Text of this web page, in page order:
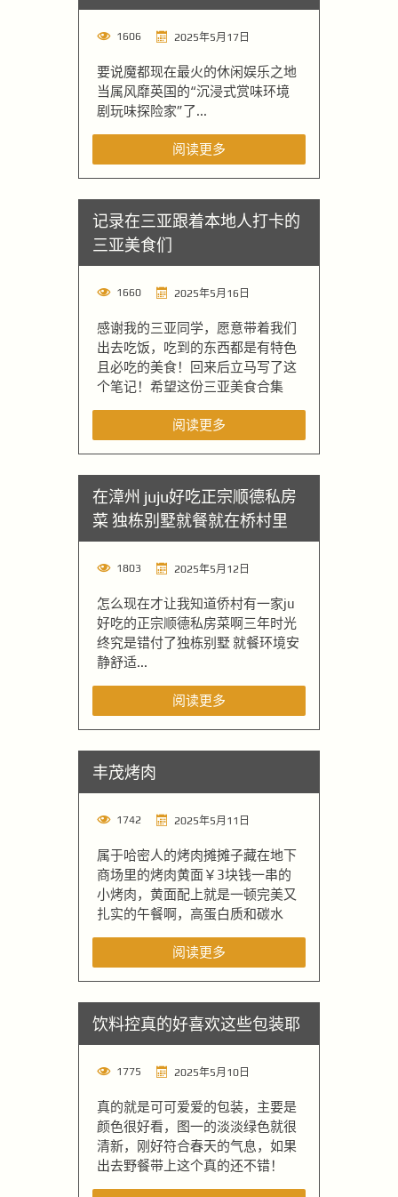
1606 2025年5月17日
要说魔都现在最火的休闲娱乐之地
当属风靡英国的“沉浸式赏味环境
剧玩味探险家”了...
阅读更多
记录在三亚跟着本地人打卡的
三亚美食们
1660 2025年5月16日
感谢我的三亚同学，愿意带着我们
出去吃饭，吃到的东西都是有特色
且必吃的美食！回来后立马写了这
个笔记！希望这份三亚美食合集
阅读更多
在漳州 juju好吃正宗顺德私房
菜 独栋别墅就餐就在桥村里
1803 2025年5月12日
怎么现在才让我知道侨村有一家ju
好吃的正宗顺德私房菜啊三年时光
终究是错付了独栋别墅 就餐环境安
静舒适...
阅读更多
丰茂烤肉
1742 2025年5月11日
属于哈密人的烤肉摊摊子藏在地下
商场里的烤肉黄面￥3块钱一串的
小烤肉，黄面配上就是一顿完美又
扎实的午餐啊，高蛋白质和碳水
阅读更多
饮料控真的好喜欢这些包装耶
1775 2025年5月10日
真的就是可可爱爱的包装，主要是
颜色很好看，图一的淡淡绿色就很
清新，刚好符合春天的气息，如果
出去野餐带上这个真的还不错！